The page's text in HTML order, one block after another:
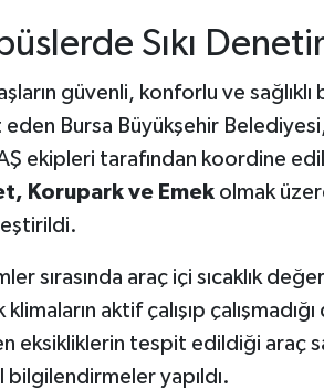
Sıkı
güvenli, konforlu ve sağlıklı
eden Bursa Büyükşehir
ekipleri tarafından koordine
Korupark ve Emekolmak
sırasında araç içi sıcaklık
klimaların aktif çalışıp
eksikliklerin tespit edildiği araç
bilgilendirmeler yapıldı.